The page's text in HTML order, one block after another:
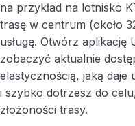
na przykład na lotnisko
trasę w centrum (około
usługę. Otwórz
zobaczyć aktualnie
elastycznością, jaką daje
i szybko dotrzesz do
złożoności trasy.